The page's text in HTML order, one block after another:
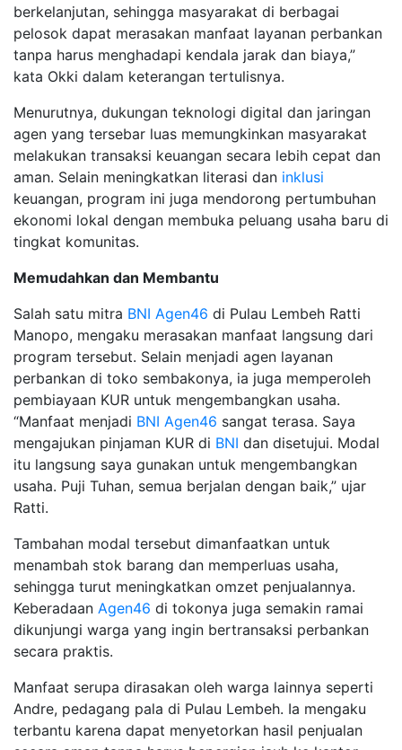
berkelanjutan, sehingga masyarakat di berbagai
pelosok dapat merasakan manfaat layanan perbankan
tanpa harus menghadapi kendala jarak dan biaya,”
kata Okki dalam keterangan tertulisnya.
Menurutnya, dukungan teknologi digital dan jaringan
agen yang tersebar luas memungkinkan masyarakat
melakukan transaksi keuangan secara lebih cepat dan
aman. Selain meningkatkan literasi dan inklusi
keuangan, program ini juga mendorong pertumbuhan
ekonomi lokal dengan membuka peluang usaha baru di
tingkat komunitas.
Memudahkan dan Membantu
Salah satu mitra BNI Agen46 di Pulau Lembeh Ratti
Manopo, mengaku merasakan manfaat langsung dari
program tersebut. Selain menjadi agen layanan
perbankan di toko sembakonya, ia juga memperoleh
pembiayaan KUR untuk mengembangkan usaha.
“Manfaat menjadi BNI Agen46 sangat terasa. Saya
mengajukan pinjaman KUR di BNI dan disetujui. Modal
itu langsung saya gunakan untuk mengembangkan
usaha. Puji Tuhan, semua berjalan dengan baik,” ujar
Ratti.
Tambahan modal tersebut dimanfaatkan untuk
menambah stok barang dan memperluas usaha,
sehingga turut meningkatkan omzet penjualannya.
Keberadaan Agen46 di tokonya juga semakin ramai
dikunjungi warga yang ingin bertransaksi perbankan
secara praktis.
Manfaat serupa dirasakan oleh warga lainnya seperti
Andre, pedagang pala di Pulau Lembeh. Ia mengaku
terbantu karena dapat menyetorkan hasil penjualan